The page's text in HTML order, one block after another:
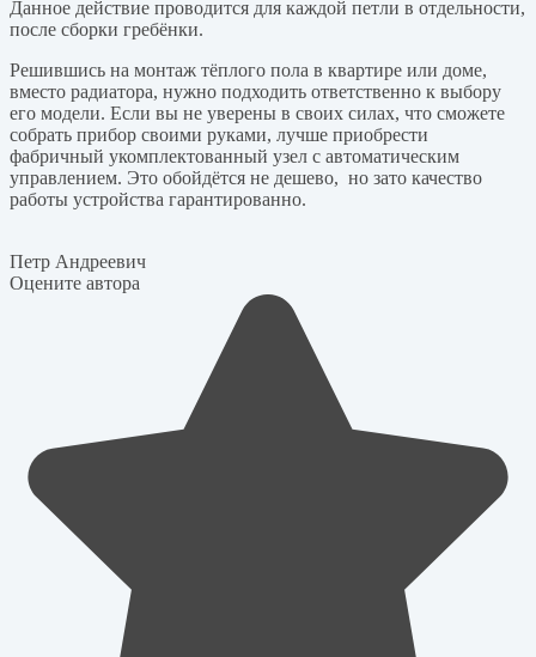
Данное действие проводится для каждой петли в отдельности,
после сборки гребёнки.
Решившись на монтаж тёплого пола в квартире или доме,
вместо радиатора, нужно подходить ответственно к выбору
его модели. Если вы не уверены в своих силах, что сможете
собрать прибор своими руками, лучше приобрести
фабричный укомплектованный узел с автоматическим
управлением. Это обойдётся не дешево, но зато качество
работы устройства гарантированно.
Петр Андреевич
Оцените автора